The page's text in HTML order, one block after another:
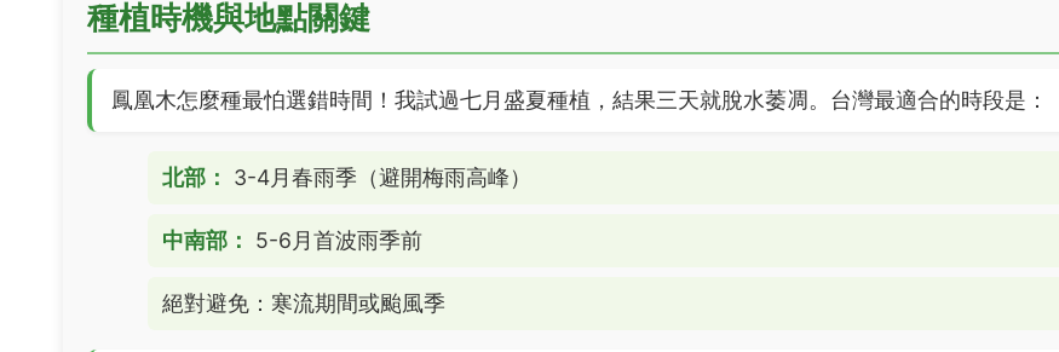
種植時機與地點關鍵
鳳凰木怎麼種最怕選錯時間！我試過七月盛夏種植，結果三天就脫水萎凋。台灣最適合的時段是：
北部： 3-4月春雨季（避開梅雨高峰）
中南部： 5-6月首波雨季前
絕對避免：寒流期間或颱風季